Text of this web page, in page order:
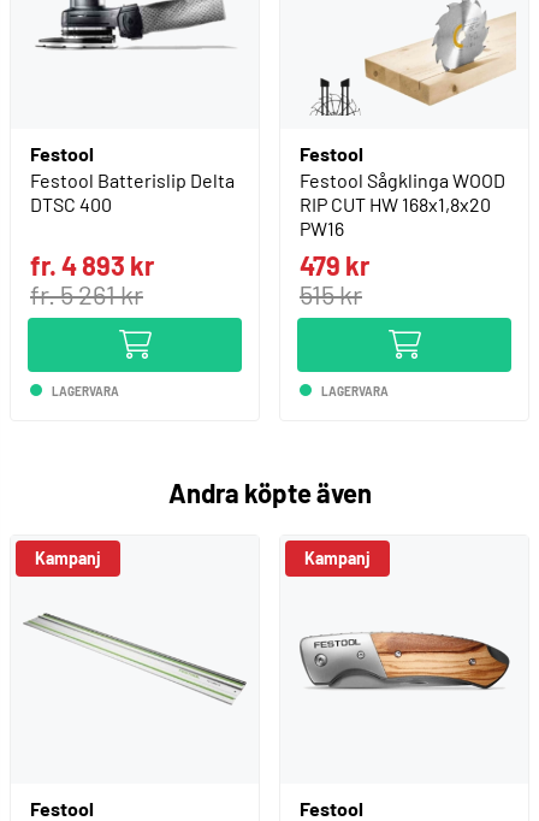
Festool
Festool Batterislip Delta
DTSC 400
fr. 4 893 kr
fr. 5 261 kr
LAGERVARA
Festool
Festool Sågklinga WOOD
RIP CUT HW 168x1,8x20
PW16
479 kr
515 kr
LAGERVARA
Andra köpte även
Kampanj
Festool
Kampanj
Festool